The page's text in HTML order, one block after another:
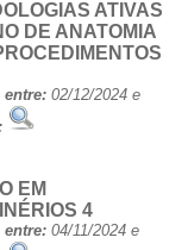
ATIVAS
DE ANATOMIA
entre: 02/12/2024 e
EM
4
entre: 04/11/2024 e